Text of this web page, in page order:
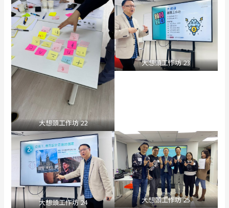
大想頭工作坊 22
大想頭工作坊 23
大想頭工作坊 24 大想頭工作坊 25